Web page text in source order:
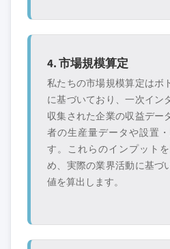
4. 市場規模算定
私たちの市場規模算定はボ
に基づいており、一次イン
収集された企業の収益デー
者の生産量データや設置
す。これらのインプット
め、実際の業界活動に基づ
値を算出します。